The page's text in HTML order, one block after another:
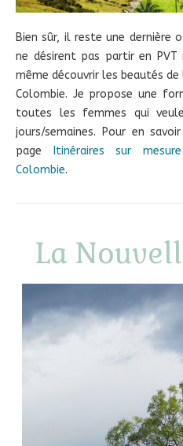
Bien sûr, il reste une dernière
ne désirent pas partir en
même découvrir les beautés
Colombie. Je propose une
toutes les femmes qui
jours/semaines. Pour en
page
Itinéraires sur
Colombie.
La